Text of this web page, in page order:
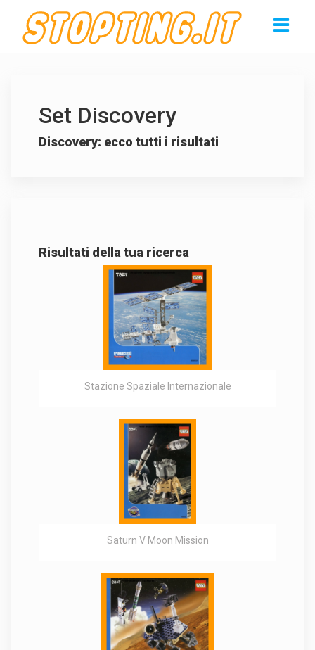
Set Discovery
Discovery: ecco tutti i risultati
Risultati della tua ricerca
Stazione Spaziale Internazionale
Saturn V Moon Mission